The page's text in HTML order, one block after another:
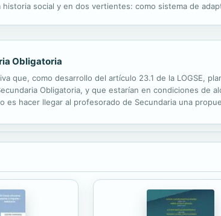
social y en dos vertientes: como sistema de
Obligatoria
que, como desarrollo del artículo 23.1 de la LOGSE,
Obligatoria, y que estarían en condiciones de
hacer llegar al profesorado de Secundaria una